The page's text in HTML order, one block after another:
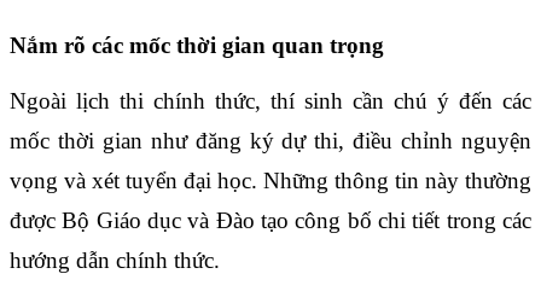
Nắm rõ các mốc thời gian quan trọng
Ngoài lịch thi chính thức, thí sinh cần chú ý đến các
mốc thời gian như đăng ký dự thi, điều chỉnh nguyện
vọng và xét tuyển đại học. Những thông tin này thường
được Bộ Giáo dục và Đào tạo công bố chi tiết trong các
hướng dẫn chính thức.